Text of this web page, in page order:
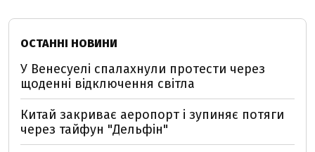
ОСТАННІ НОВИНИ
У Венесуелі спалахнули протести через
щоденні відключення світла
Китай закриває аеропорт і зупиняє потяги
через тайфун "Дельфін"